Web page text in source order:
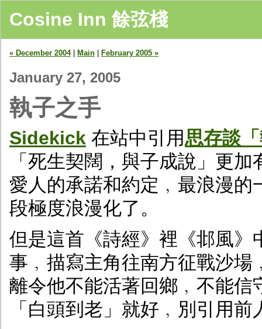
Cosine Inn 餘弦棧
« December 2004| Main February 2005 »
January 27, 2005
執子之手
Sidekick 在站中引用思存談
「死生契闊，與子成說」更
愛人的承諾和約定﹐最浪漫
段極度浪漫化了。
但是這首《詩經》裡《邶風
事﹐描寫主角往南方征戰沙
離令他不能活著回鄉﹐不能
「白頭到老」就好﹐別引用